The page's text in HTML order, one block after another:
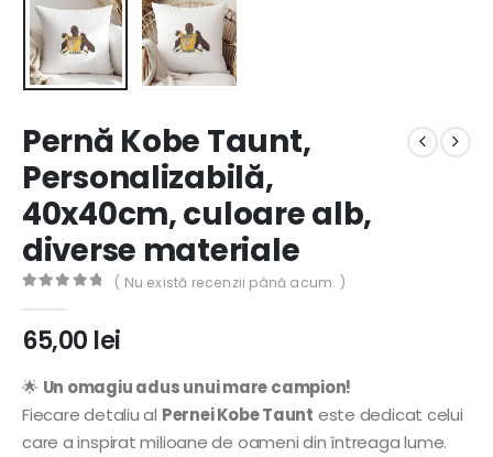
Pernă Kobe Taunt,
Personalizabilă,
40x40cm, culoare alb,
diverse materiale
( Nu există recenzii până acum. )
65,00 lei
🌟 Un omagiu adus unui mare campion!
Fiecare detaliu al Pernei Kobe Taunt este dedicat celui
care a inspirat milioane de oameni din întreaga lume.